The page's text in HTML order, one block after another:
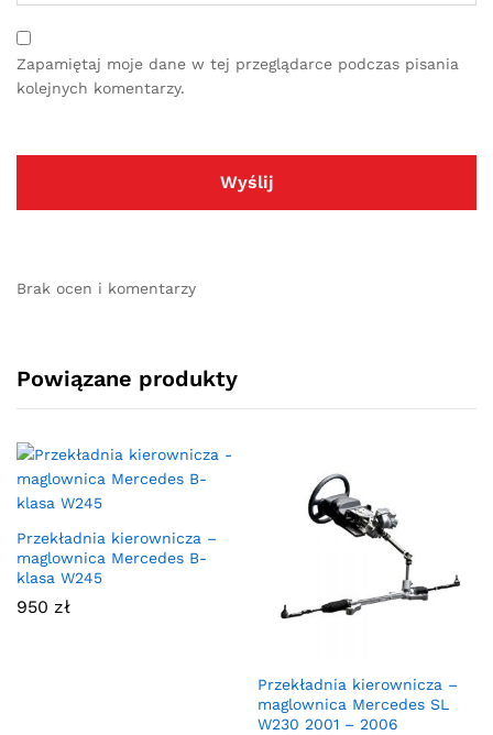
Zapamiętaj moje dane w tej przeglądarce podczas pisania
kolejnych komentarzy.
Brak ocen i komentarzy
Powiązane produkty
Przekładnia kierownicza –
maglownica Mercedes B-
klasa W245
950 zł
Przekładnia kierownicza –
maglownica Mercedes SL
W230 2001 – 2006